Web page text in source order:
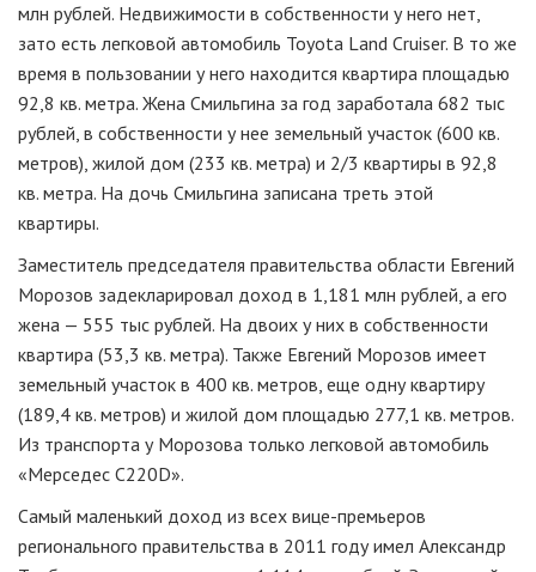
млн рублей. Недвижимости в собственности у него нет,
зато есть легковой автомобиль Toyota Land Cruiser. В то же
время в пользовании у него находится квартира площадью
92,8 кв. метра. Жена Смильгина за год заработала 682 тыс
рублей, в собственности у нее земельный участок (600 кв.
метров), жилой дом (233 кв. метра) и 2/3 квартиры в 92,8
кв. метра. На дочь Смильгина записана треть этой
квартиры.
Заместитель председателя правительства области Евгений
Морозов задекларировал доход в 1,181 млн рублей, а его
жена — 555 тыс рублей. На двоих у них в собственности
квартира (53,3 кв. метра). Также Евгений Морозов имеет
земельный участок в 400 кв. метров, еще одну квартиру
(189,4 кв. метров) и жилой дом площадью 277,1 кв. метров.
Из транспорта у Морозова только легковой автомобиль
«Мерседес C220D».
Самый маленький доход из всех вице-премьеров
регионального правительства в 2011 году имел Александр